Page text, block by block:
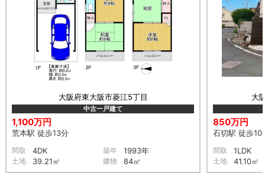
大阪府東大阪市菱江5丁目
中古一戸建て
1,100万円
荒本駅 徒歩13分
間取 4DK 築年 1993年
土地 39.21㎡ 建物 84㎡
大
850万円
石切駅 徒歩10
間取 1LDK
土地 41.10㎡